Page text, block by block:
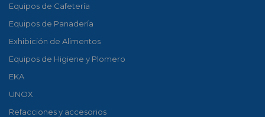
Equipos de Cafetería
Equipos de Panadería
Exhibición de Alimentos
Equipos de Higiene y Plomero
EKA
UNOX
Refacciones y accesorios